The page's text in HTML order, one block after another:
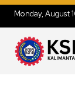
Monday, August